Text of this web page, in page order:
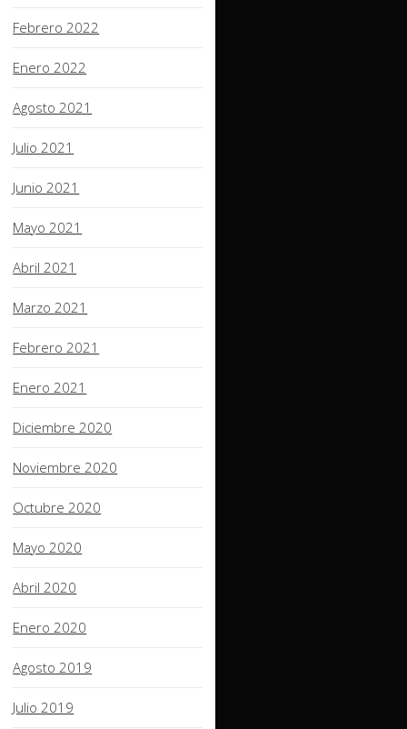
Febrero 2022
Enero 2022
Agosto 2021
Julio 2021
Junio 2021
Mayo 2021
Abril 2021
Marzo 2021
Febrero 2021
Enero 2021
Diciembre 2020
Noviembre 2020
Octubre 2020
Mayo 2020
Abril 2020
Enero 2020
Agosto 2019
Julio 2019